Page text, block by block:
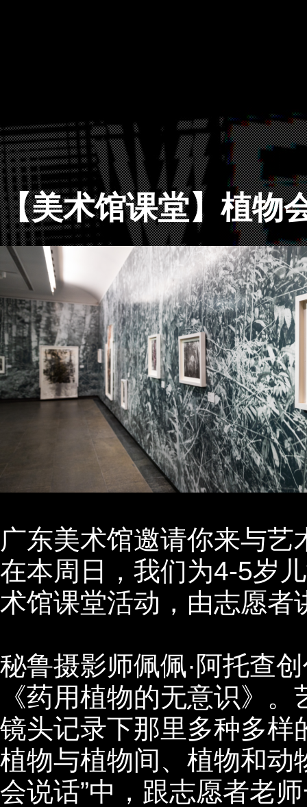
【美术馆课堂】植物
广东美术馆邀请你来与
在本周日，我们为4-5岁
术馆课堂活动，由志愿者
秘鲁摄影师佩佩·阿托查
《药用植物的无意识》
镜头记录下那里多种多样
植物与植物间、植物和动
会说话”中，跟志愿者老